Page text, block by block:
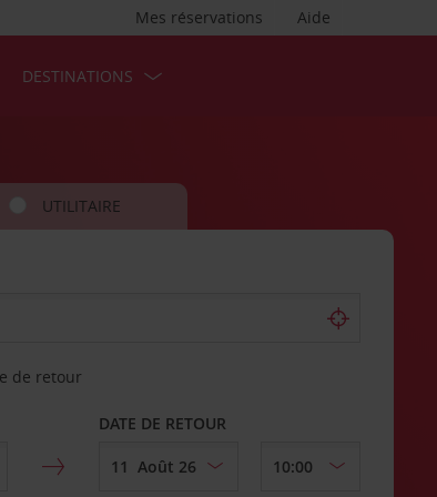
Aide
Mes réservations
DESTINATIONS
UTILITAIRE
de retour
DATE DE RETOUR